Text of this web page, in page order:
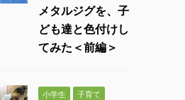
メタルジグを、子
ども達と色付けし
てみた＜前編＞
小学生 子育て